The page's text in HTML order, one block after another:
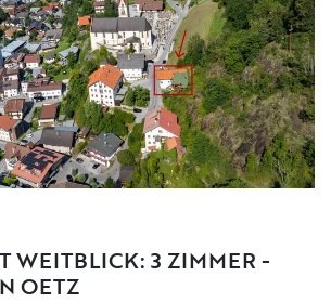
WEITBLICK: 3 ZIMMER -
OETZ